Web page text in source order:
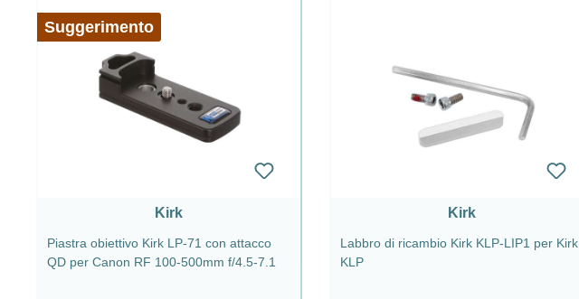
Suggerimento
Kirk
Piastra obiettivo Kirk LP-71 con attacco
QD per Canon RF 100-500mm f/4.5-7.1
Kirk
Labbro di ricambio Kirk KLP-LIP1 per Kirk
KLP